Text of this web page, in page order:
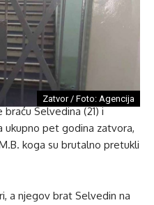
Zatvor / Foto: Agencija
Selvedina (21) i
ukupno pet godina zatvora,
koga su brutalno pretukli
a njegov brat Selvedin na